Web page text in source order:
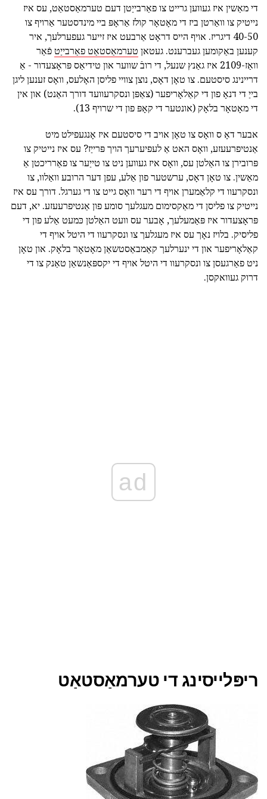
די מאַשין איז געווען גרייט צו פאַרבייַטן דעם טערמאַסטאַט, עס איז
נייטיק צו וואַרטן ביז די מאָטאָר קולז אַראָפּ ביי מינדסטער אַרויף צו
40-50 דיגריז. אויף הייס דראָט אַרבעט איז זייער געפערלעך, איר
קענען באַקומען געברענט. געטאן טערמאַסטאַט פאַרבייַטפֿאַר
וואַז-2109 איז גאַנץ שנעל, די רובֿ שווער און טידיאַס פּראָצעדור - אַ
דריינינג סיסטעם. צו טאָן דאָס, נוצן צוויי פליסן האָלעס, וואָס זענען ליגן
בייַ די דנאָ פון די קאַלאָריפער (צאַפּן ונסקרעוועד דורך האַנט) און אין
די מאָטאָר בלאָק (אונטער די קאָפּ פון די שרויף 13).
אבער דאָ ס וואָס צו טאָן אויב די סיסטעם איז אָנגעפילט מיט
אַנטיפרעעזע, וואָס האט אַ לעפיערעך הויך פּרייַז? עס איז נייטיק צו
פּרובירן צו האַלטן עס, וואָס איז געווען ניט צו טייַער צו פאַרריכטן אַ
מאַשין. צו טאָן דאָס, ערשטער פון אַלע, עפן דער הרובע וואַלוו, צו
ונסקרעוו די קלאַמערן אויף די רער וואָס גייט צו די גערגל. דורך עס איז
נייטיק צו פליסן די מאַקסימום מעגלעך סומע פון אַנטיפרעעזע. יא, דעם
פּראָצעדור איז פּאַמעלעך, אָבער עס וועט האַלטן כּמעט אַלע פון די
פליסיק. בלויז נאָך עס איז מעגלעך צו ונסקרעוו די היטל אויף די
קאַלאָריפער און די ינערלעך קאַמבאַסטשאַן מאָטאָר בלאָק. און טאָן
ניט פאַרגעסן צו ונסקרעוו די היטל אויף די יקספּאַנשאַן טאַנק צו די
דרוק געוואקסן.
ad
ריפּלייסינג די טערמאַסטאַט